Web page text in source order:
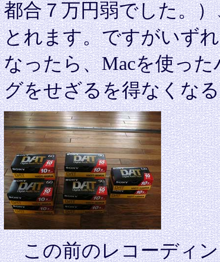
都合７万円弱でした。
とれます。ですがいず
なったら、Macを使っ
グをせざるを得なくな
この前のレコーディン